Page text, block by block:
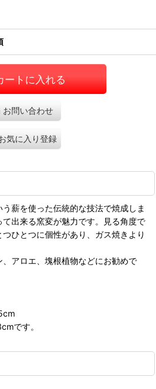
ートに入れる
お問い合わせ
気に入り登録
薪を使った伝統的な技法で焼成しま
出来る窯変が魅力です。見る角度で
ひとつに個性があり、ガス焼きより
アロエ、塊根植物などにお勧めで
です。